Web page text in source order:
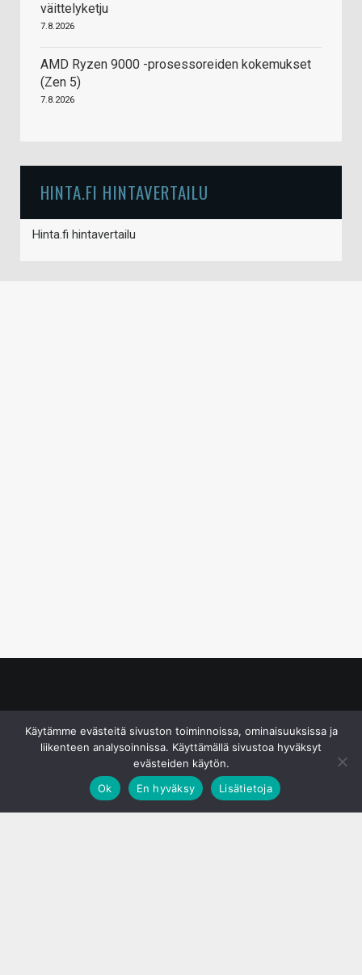
väittelyketju
7.8.2026
AMD Ryzen 9000 -prosessoreiden kokemukset
(Zen 5)
7.8.2026
HINTA.FI HINTAVERTAILU
Hinta.fi hintavertailu
Käytämme evästeitä sivuston toiminnoissa, ominaisuuksissa ja
liikenteen analysoinnissa. Käyttämällä sivustoa hyväksyt
evästeiden käytön.
Ok
En hyväksy Lisätietoja